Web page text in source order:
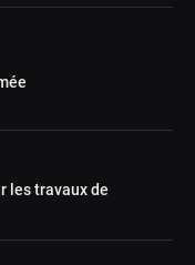
les travaux de